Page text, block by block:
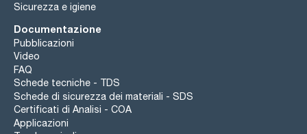
Sicurezza e igiene
Documentazione
Pubblicazioni
Video
FAQ
Schede tecniche - TDS
Schede di sicurezza dei materiali - SDS
Certificati di Analisi - COA
Applicazioni